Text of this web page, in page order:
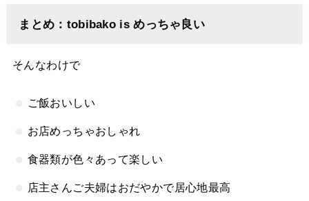
まとめ：tobibako is めっちゃ良い
そんなわけで
ご飯おいしい
お店めっちゃおしゃれ
食器類が色々あって楽しい
店主さんご夫婦はおだやかで居心地最高